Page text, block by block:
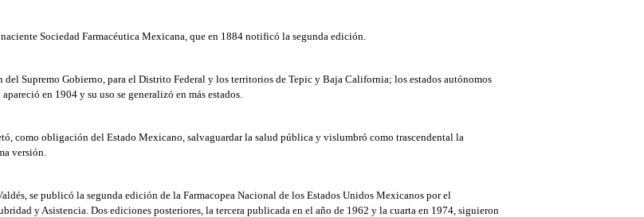
Sociedad Farmacéutica Mexicana, que en 1884 notificó la segunda edición.
Supremo Gobierno, para el Distrito Federal y los territorios de Tepic y Baja California; los estados autónomos
en 1904 y su uso se generalizó en más estados.
como obligación del Estado Mexicano, salvaguardar la salud pública y vislumbró como trascendental la
versión.
se publicó la segunda edición de la Farmacopea Nacional de los Estados Unidos Mexicanos por el
y Asistencia. Dos ediciones posteriores, la tercera publicada en el año de 1962 y la cuarta en 1974, siguieron